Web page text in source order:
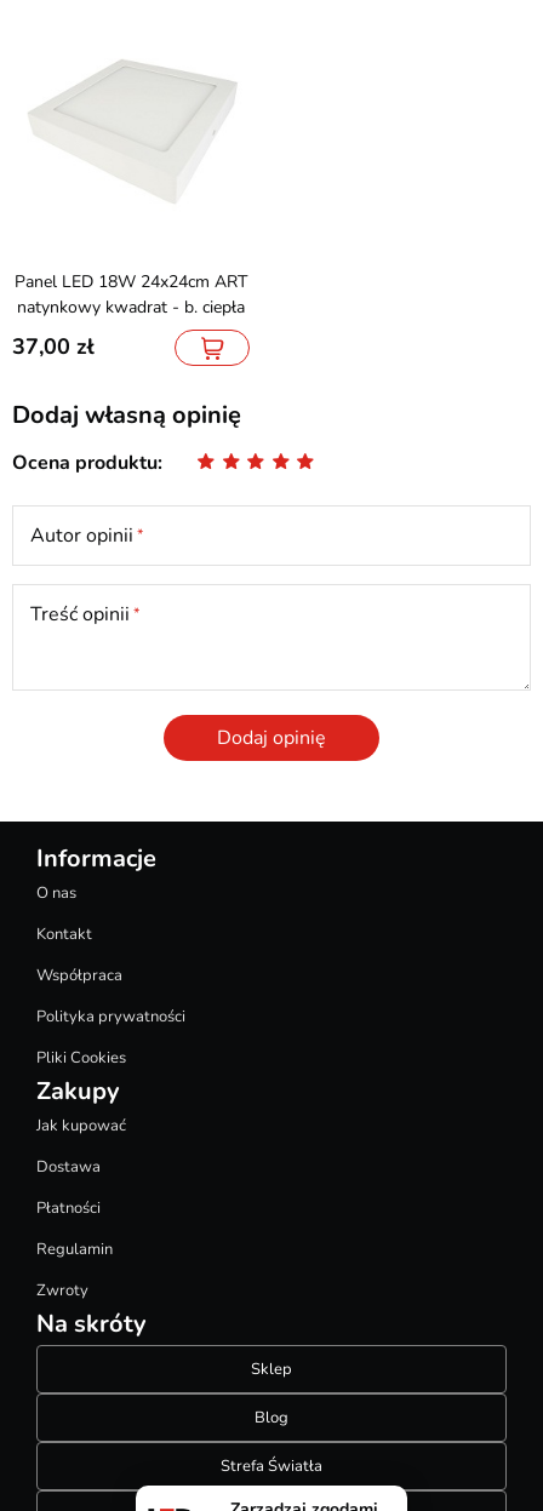
Panel LED 18W 24x24cm ART
natynkowy kwadrat - b. ciepła
37,00
Dodaj własną opinię
Ocena produktu
Autor opinii
Treść opinii
Dodaj opinię
Informacje
O nas
Kontakt
Współpraca
Polityka prywatności
Pliki Cookies
Zakupy
Jak kupować
Dostawa
Płatności
Regulamin
Zwroty
Na skróty
Sklep
Blog
Strefa Światła